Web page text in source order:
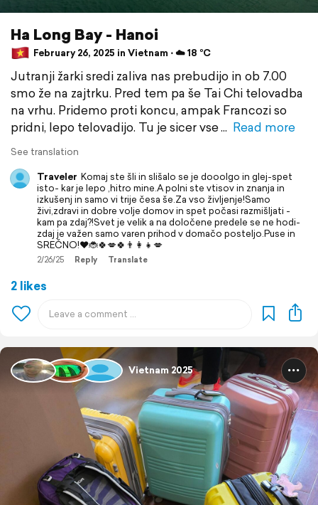
Ha Long Bay - Hanoi
February 26, 2025 in Vietnam ⋅ ☁️ 18 °C
Jutranji žarki sredi zaliva nas prebudijo in ob 7.00
smo že na zajtrku. Pred tem pa še Tai Chi telovadba
na vrhu. Pridemo proti koncu, ampak Francozi so
pridni, lepo telovadijo. Tu je sicer vse
Read more
See translation
Traveler Komaj ste šli in slišalo se je dooolgo in glej-spet
isto- kar je lepo ,hitro mine.A polni ste vtisov in znanja in
izkušenj in samo vi trije česa še.Za vso življenje!Samo
živi,zdravi in dobre volje domov in spet počasi razmišljati -
kam pa zdaj?!Svet je velik a na določene predele se ne hodi-
zdaj je važen samo varen prihod v domačo posteljo.Puse in
SREČNO!❤️🐞🍀💋🍀👨‍👩‍👧💋
2/26/25 Reply Translate
2 likes
Vietnam 2025